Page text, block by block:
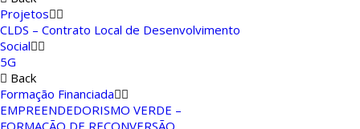
Projetos
CLDS – Contrato Local de Desenvolvimento
Social
5G
Back
Formação Financiada
EMPREENDEDORISMO VERDE –
FORMAÇÃO DE RECONVERSÃO